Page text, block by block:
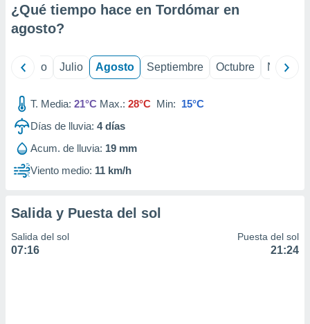
¿Qué tiempo hace en Tordómar en
agosto?
Junio Julio Agosto Septiembre Octubre
T. Media: 21°C Max.: 28°C Min: 15°C
Días de lluvia: 4días
Acum. de lluvia: 19 mm
Viento medio: 11 km/h
Salida y Puesta del sol
Salida del sol
07:16
Puesta del sol
21:24